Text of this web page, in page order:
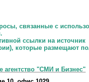
связанные с
ссылки на источник
которые размещают
агентство "СМИ и Бизнес"